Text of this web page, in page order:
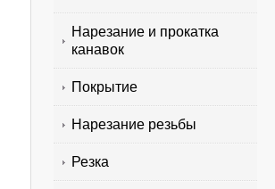
Нарезание и прокатка
канавок
Покрытие
Нарезание резьбы
Резка
Обсадные трубы API 5CT